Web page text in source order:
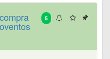
5